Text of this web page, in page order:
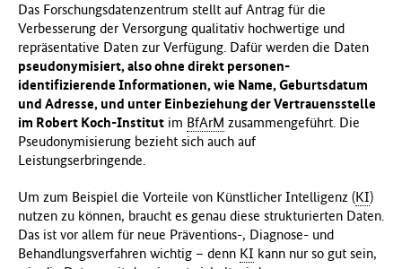
Das Forschungsdatenzentrum stellt auf Antrag für die
Verbesserung der Versorgung qualitativ hochwertige und
repräsentative Daten zur Verfügung. Dafür werden die Daten
pseudonymisiert, also ohne direkt personen-
identifizierende Informationen, wie Name, Geburtsdatum
und Adresse, und unter Einbeziehung der Vertrauensstelle
im Robert Koch-Institut im BfArM zusammengeführt. Die
Pseudonymisierung bezieht sich auch auf
Leistungserbringende.
Um zum Beispiel die Vorteile von Künstlicher Intelligenz (KI)
nutzen zu können, braucht es genau diese strukturierten Daten.
Das ist vor allem für neue Präventions-, Diagnose- und
Behandlungsverfahren wichtig – denn KI kann nur so gut sein,